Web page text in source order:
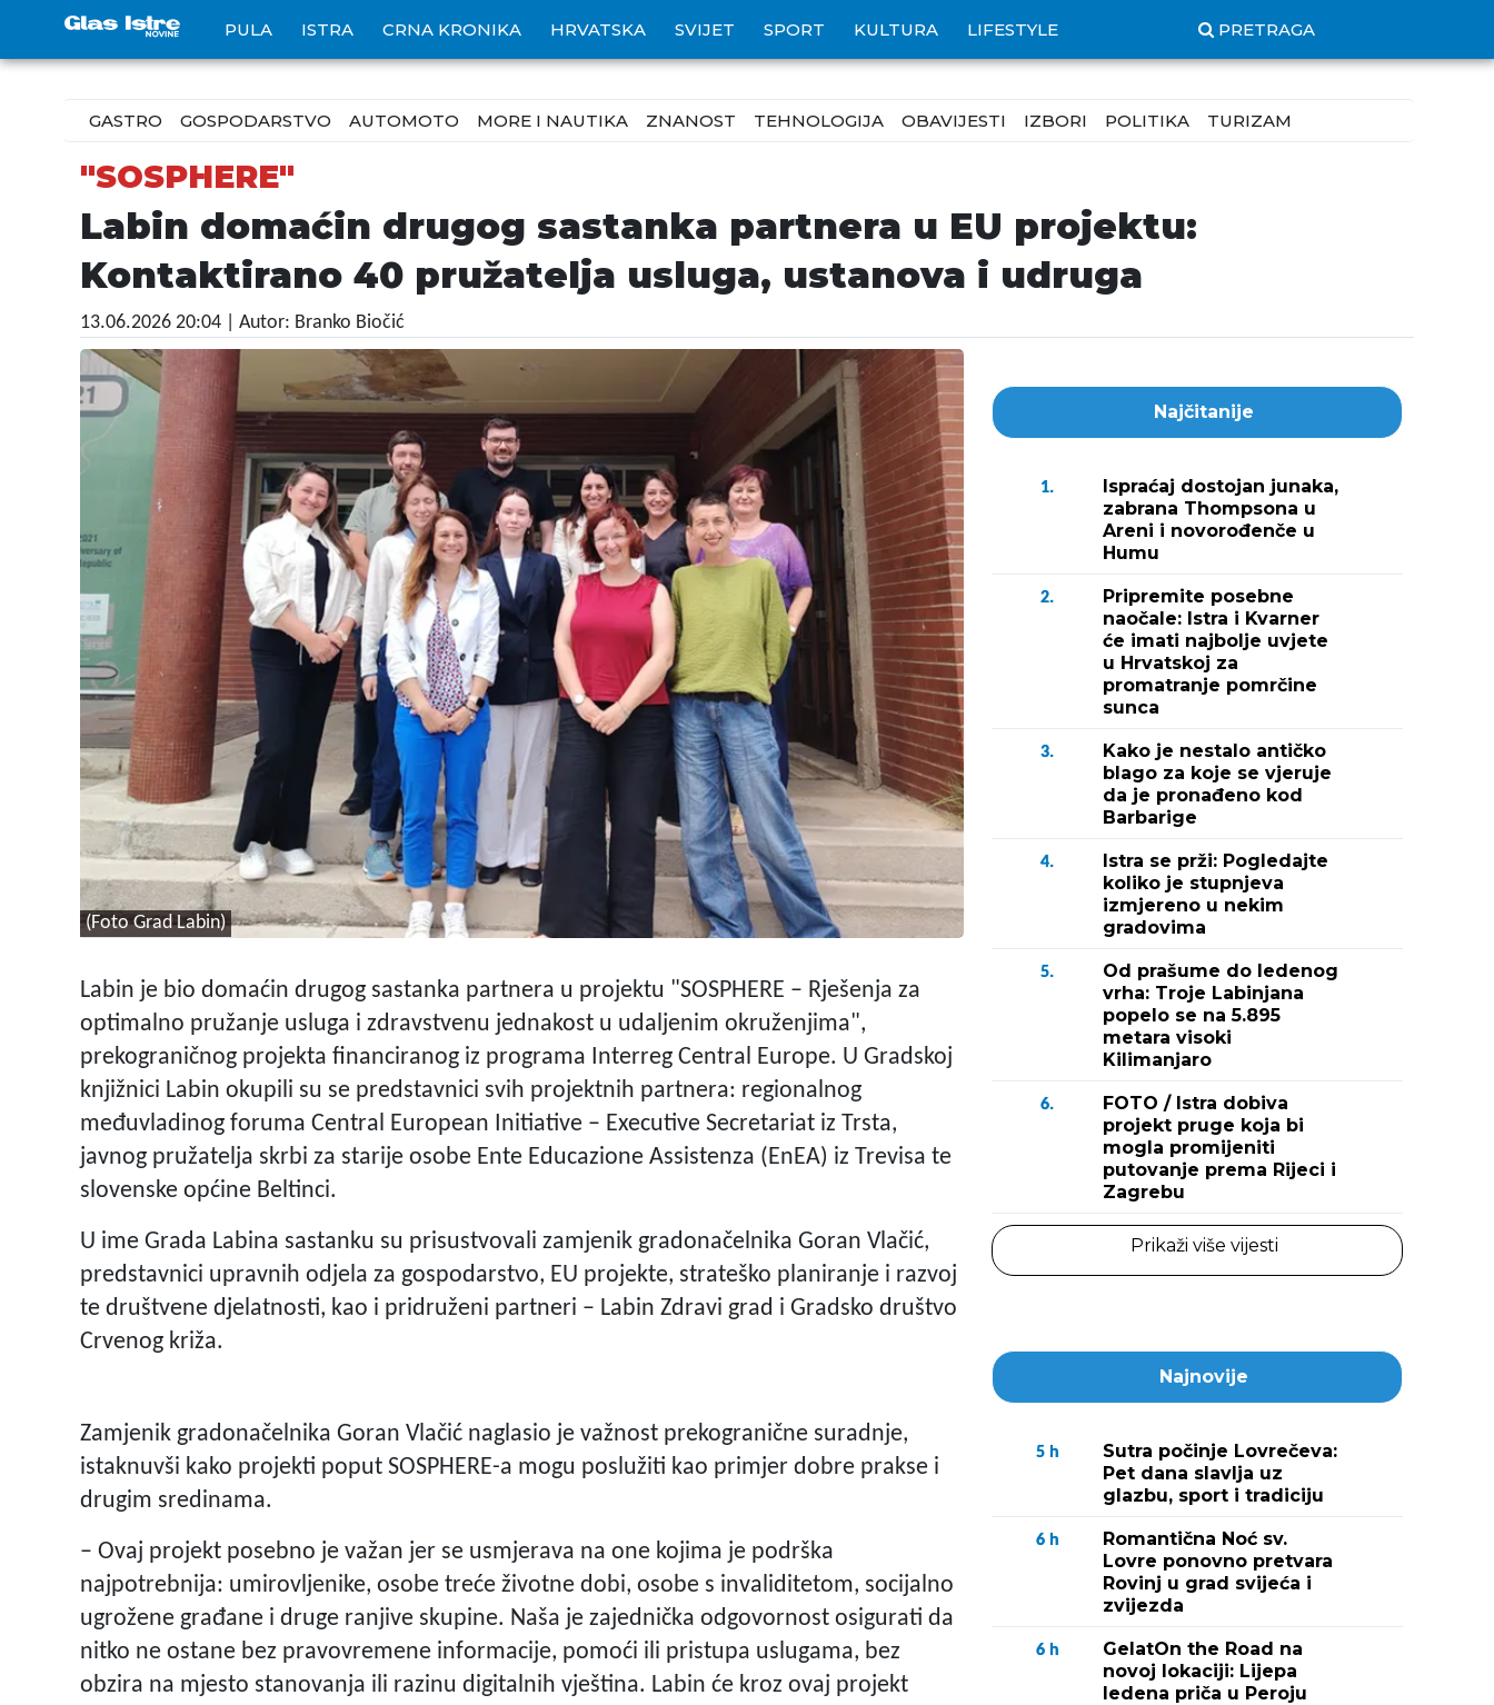
PULA ISTRA CRNA KRONIKA HRVATSKA SVIJET SPORT KULTURA LIFESTYLE PRETRAGA
GASTRO GOSPODARSTVO AUTOMOTO MORE I NAUTIKA ZNANOST TEHNOLOGIJA OBAVIJESTI IZBORI POLITIKA TURIZAM
"SOSPHERE"
Labin domaćin drugog sastanka partnera u EU projektu:
Kontaktirano 40 pružatelja usluga, ustanova i udruga
13.06.2026 20:04 | Autor: Branko Biočić
(Foto Grad Labin)
Labin je bio domaćin drugog sastanka partnera u projektu "SOSPHERE – Rješenja za
optimalno pružanje usluga i zdravstvenu jednakost u udaljenim okruženjima",
prekograničnog projekta financiranog iz programa Interreg Central Europe. U Gradskoj
knjižnici Labin okupili su se predstavnici svih projektnih partnera: regionalnog
međuvladinog foruma Central European Initiative – Executive Secretariat iz Trsta,
javnog pružatelja skrbi za starije osobe Ente Educazione Assistenza (EnEA) iz Trevisa te
slovenske općine Beltinci.
U ime Grada Labina sastanku su prisustvovali zamjenik gradonačelnika Goran Vlačić,
predstavnici upravnih odjela za gospodarstvo, EU projekte, strateško planiranje i razvoj
te društvene djelatnosti, kao i pridruženi partneri – Labin Zdravi grad i Gradsko društvo
Crvenog križa.
Zamjenik gradonačelnika Goran Vlačić naglasio je važnost prekogranične suradnje,
istaknuvši kako projekti poput SOSPHERE-a mogu poslužiti kao primjer dobre prakse i
drugim sredinama.
– Ovaj projekt posebno je važan jer se usmjerava na one kojima je podrška
najpotrebnija: umirovljenike, osobe treće životne dobi, osobe s invaliditetom, socijalno
ugrožene građane i druge ranjive skupine. Naša je zajednička odgovornost osigurati da
nitko ne ostane bez pravovremene informacije, pomoći ili pristupa uslugama, bez
obzira na mjesto stanovanja ili razinu digitalnih vještina. Labin će kroz ovaj projekt
Najčitanije
1.
Ispraćaj dostojan junaka,
zabrana Thompsona u
Areni i novorođenče u
Humu
2.
Pripremite posebne
naočale: Istra i Kvarner
će imati najbolje uvjete
u Hrvatskoj za
promatranje pomrčine
sunca
3.
Kako je nestalo antičko
blago za koje se vjeruje
da je pronađeno kod
Barbarige
4.
Istra se prži: Pogledajte
koliko je stupnjeva
izmjereno u nekim
gradovima
5.
Od prašume do ledenog
vrha: Troje Labinjana
popelo se na 5.895
metara visoki
Kilimanjaro
6.
FOTO / Istra dobiva
projekt pruge koja bi
mogla promijeniti
putovanje prema Rijeci i
Zagrebu
Prikaži više vijesti
Najnovije
5 h
Sutra počinje Lovrečeva:
Pet dana slavlja uz
glazbu, sport i tradiciju
6 h
Romantična Noć sv.
Lovre ponovno pretvara
Rovinj u grad svijeća i
zvijezda
6 h
GelatOn the Road na
novoj lokaciji: Lijepa
ledena priča u Peroju